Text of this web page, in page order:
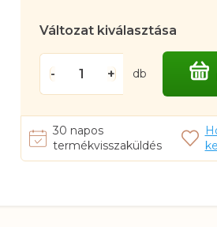
Változat kiválasztása
db